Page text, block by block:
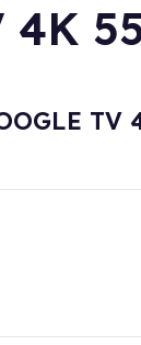
4K
TV